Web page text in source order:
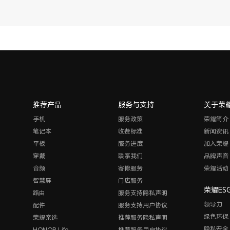
推荐产品
手机
笔记本
平板
穿戴
音频
智慧屏
路由
配件
荣耀亲选
服务与支持
服务政策
收费标准
服务进度
联系我们
寄修服务
门店服务
服务支持隐私声明
服务支持用户协议
推荐服务隐私声明
关于荣
荣耀简介
新闻资讯
加入荣耀
品牌声音
荣耀活动
荣耀
领导力
绿色环保